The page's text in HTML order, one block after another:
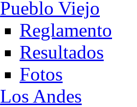
Pueblo Viejo
Reglamento
Resultados
Fotos
Los Andes